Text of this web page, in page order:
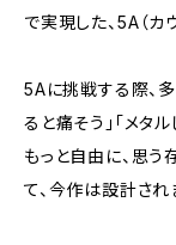
で実現した、5A（カ
5Aに挑戦する際、多
ると痛そう」「メタ
もっと自由に、思
て、今作は設計され